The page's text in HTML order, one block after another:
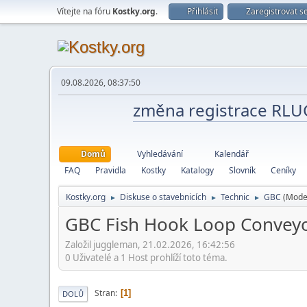
Vítejte na fóru Kostky.org. Přihlásit Zaregistrovat
09.08.2026, 08:37:50
změna registrace
Domů Vyhledávání
Kalendář
FAQ
Pravidla Kostky Katalogy Slovník Ceníky
Kostky.org ► Diskuse o stavebnicích ► Technic ► GBC
GBC Fish Hook Loop
Založil juggleman, 21.02.2026, 16:42:56
0 Uživatelé a 1 Host prohlíží toto téma.
DOLŮ Stran 1